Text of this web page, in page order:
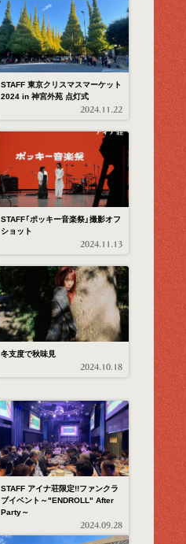
STAFF 東京クリスマスマーケット
2024 in 神宮外苑 点灯式
2024.11.22
STAFF「ポッキー音楽祭」撮影オフ
ショット
2024.11.13
冬支度で秋味見
2024.10.18
STAFF アイナ荘限定!!ファンクラ
ブイベント～"ENDROLL" After
Party～
2024.09.28